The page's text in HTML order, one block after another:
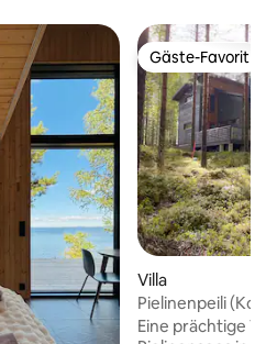
Gäste-Favorit
Gäste-Favorit
Villa
Pielinenpeili
Steg
Eine prächtige